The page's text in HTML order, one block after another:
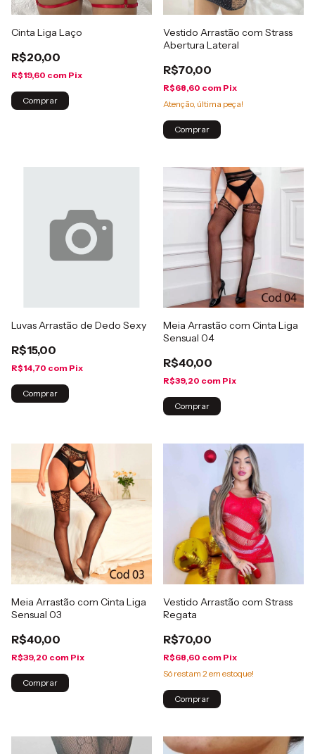
Cinta Liga Laço
R$20,00
R$19,60 com Pix
Comprar
Vestido Arrastão com Strass
Abertura Lateral
R$70,00
R$68,60 com Pix
Atenção, última peça!
Comprar
Luvas Arrastão de Dedo Sexy
R$15,00
R$14,70 com Pix
Comprar
Meia Arrastão com Cinta Liga
Sensual 04
R$40,00
R$39,20 com Pix
Comprar
Meia Arrastão com Cinta Liga
Sensual 03
R$40,00
R$39,20 com Pix
Comprar
Vestido Arrastão com Strass
Regata
R$70,00
R$68,60 com Pix
Só restam 2em estoque!
Comprar